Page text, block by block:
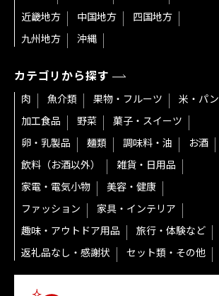
近畿地方
中国地方
四国地方
九州地方
沖縄
カテゴリから探す
肉 魚介類 果物・フルーツ
米・パン
加工食品
野菜
菓子・スイーツ
卵・乳製品
麺類 調味料・油
お酒
飲料（お酒以外）
雑貨・日用品
家電・電気小物
美容・健康
ファッション
家具・インテリア
趣味・アウトドア用品
旅行・体験など
返礼品なし・感謝状
セット類・その他